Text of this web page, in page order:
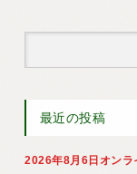
最近の投稿
2026年8月6日オンラ